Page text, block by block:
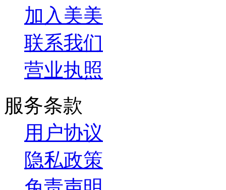
加入美美
联系我们
营业执照
服务条款
用户协议
隐私政策